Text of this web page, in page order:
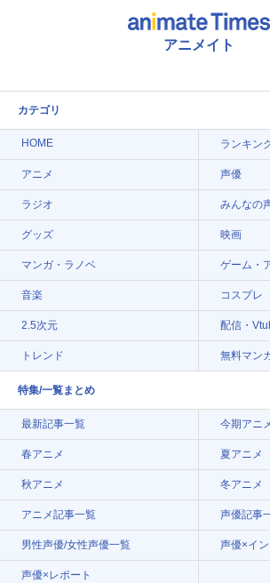
アニメイト
カテゴリ
HOME ランキン
アニメ 声優
ラジオ みんなの
グッズ 映画
マンガ・ラノベ ゲーム・
音楽 コスプレ
2.5次元 配信・
トレンド 無料マン
特集/一覧まとめ
最新記事一覧 今期アニ
春アニメ 夏アニメ
秋アニメ 冬アニメ
アニメ記事一覧 声優記事
男性声優/女性声優一覧 声優×イ
声優×レポート